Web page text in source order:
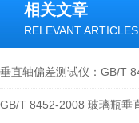
相关文章
RELEVANT ARTICLES